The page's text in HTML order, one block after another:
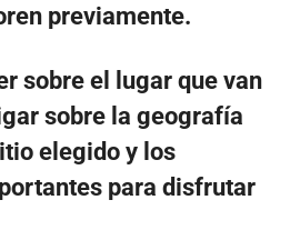
previamente.
sobre el lugar que van
sobre la geografía
elegido y los
para disfrutar